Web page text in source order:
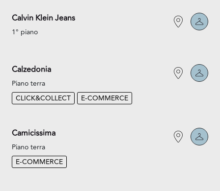
Calvin Klein Jeans
1° piano
Calzedonia
Piano terra
CLICK&COLLECT
E-COMMERCE
Camicissima
Piano terra
E-COMMERCE